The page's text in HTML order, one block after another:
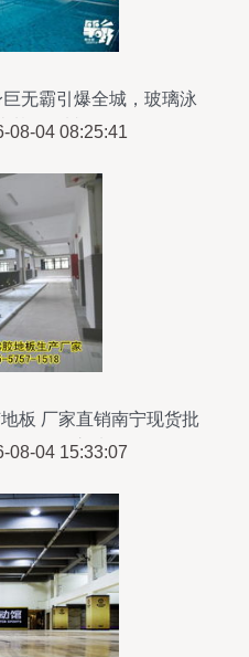
无霸引爆全城，玻璃泳
基尼震撼登场！
08-04 08:25:41
板 厂家直销南宁现货批
格双优之选
08-04 15:33:07